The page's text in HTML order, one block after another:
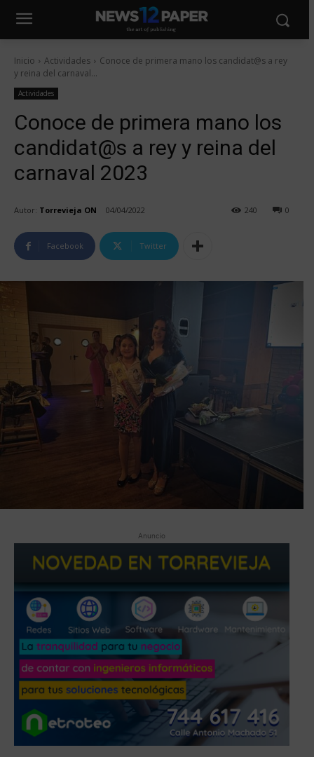
Inicio Actividades
Conoce de primera mano los candidat@s a rey
y reina del carnaval...
Actividades
Conoce de primera mano los
candidat@s a rey y reina del
carnaval 2023
Autor: Torrevieja ON 04/04/2022 0
240
Facebook Twitter
Anuncio